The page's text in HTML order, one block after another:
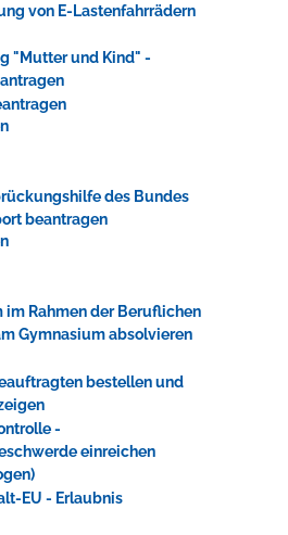
von E-Lastenfahrrädern
"Mutter und Kind" -
des Bundes
beantragen
im Rahmen der Beruflichen
Gymnasium absolvieren
bestellen und
-
einreichen
EU - Erlaubnis